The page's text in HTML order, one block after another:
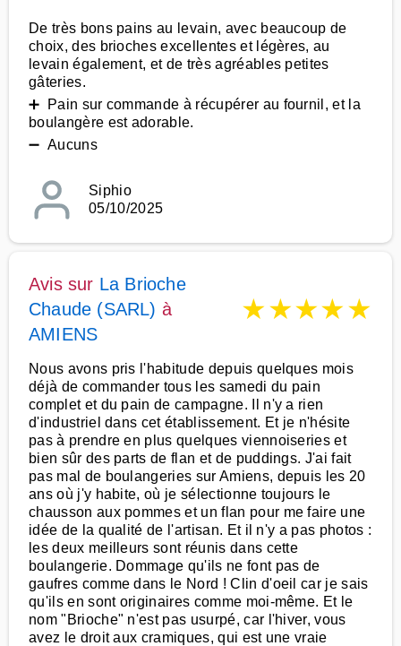
De très bons pains au levain, avec beaucoup de
choix, des brioches excellentes et légères, au
levain également, et de très agréables petites
gâteries.
➕ Pain sur commande à récupérer au fournil, et la
boulangère est adorable.
➖ Aucuns
Siphio
05/10/2025
Avis sur La Brioche
Chaude (SARL) à
AMIENS
★★★★★
Nous avons pris l'habitude depuis quelques mois
déjà de commander tous les samedi du pain
complet et du pain de campagne. Il n'y a rien
d'industriel dans cet établissement. Et je n'hésite
pas à prendre en plus quelques viennoiseries et
bien sûr des parts de flan et de puddings. J'ai fait
pas mal de boulangeries sur Amiens, depuis les 20
ans où j'y habite, où je sélectionne toujours le
chausson aux pommes et un flan pour me faire une
idée de la qualité de l'artisan. Et il n'y a pas photos :
les deux meilleurs sont réunis dans cette
boulangerie. Dommage qu'ils ne font pas de
gaufres comme dans le Nord ! Clin d'oeil car je sais
qu'ils en sont originaires comme moi-même. Et le
nom "Brioche" n'est pas usurpé, car l'hiver, vous
avez le droit aux cramiques, qui est une vraie